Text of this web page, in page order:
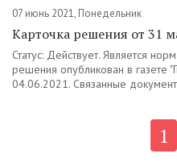
07 июнь 2021, Понедельник
Карточка решения от 31
Статус: Действует. Является
решения опубликован в газете
04.06.2021. Связанные
1